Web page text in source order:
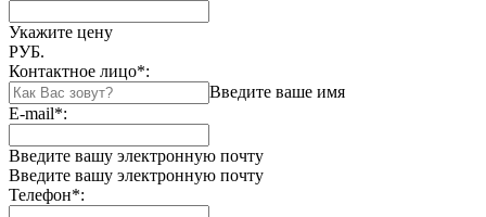
Укажите цену
РУБ.
Контактное лицо*:
Введите ваше имя
E-mail*:
Введите вашу электронную почту
Введите вашу электронную почту
Телефон*: